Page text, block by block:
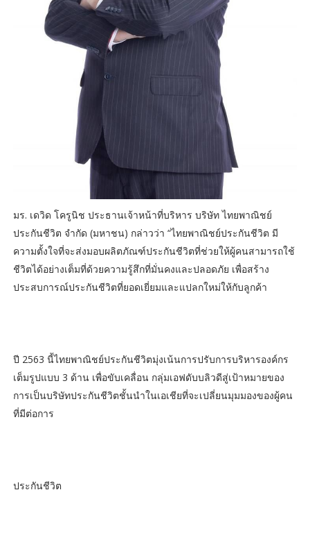
มร. เดวิด โครูนิช ประธานเจ้าหน้าที่บริหาร บริษัท ไทยพาณิชย์
ประกันชีวิต จำกัด (มหาชน) กล่าวว่า “ไทยพาณิชย์ประกันชีวิต มี
ความตั้งใจที่จะส่งมอบผลิตภัณฑ์ประกันชีวิตที่ช่วยให้ผู้คนสามารถใช้
ชีวิตได้อย่างเต็มที่ด้วยความรู้สึกที่มั่นคงและปลอดภัย เพื่อสร้าง
ประสบการณ์ประกันชีวิตที่ยอดเยี่ยมและแปลกใหม่ให้กับลูกค้า
ปี 2563 นี้ไทยพาณิชย์ประกันชีวิตมุ่งเน้นการปรับการบริหารองค์กร
เต็มรูปแบบ 3 ด้าน เพื่อขับเคลื่อน กลุ่มเอฟดับบลิวดีสู่เป้าหมายของ
การเป็นบริษัทประกันชีวิตชั้นนำในเอเชียที่จะเปลี่ยนมุมมองของผู้คน
ที่มีต่อการ
ประกันชีวิต